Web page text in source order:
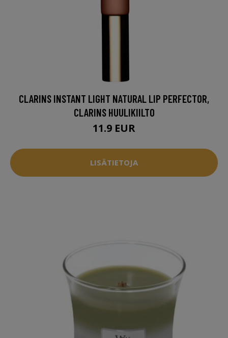
CLARINS INSTANT LIGHT NATURAL LIP PERFECTOR,
CLARINS HUULIKIILTO
11.9 EUR
LISÄTIETOJA